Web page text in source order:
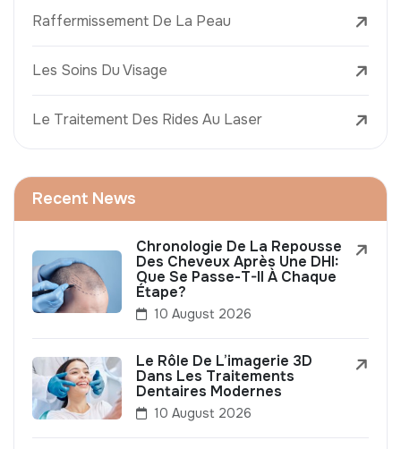
Raffermissement De La Peau
Les Soins Du Visage
Le Traitement Des Rides Au Laser
Recent News
Chronologie De La Repousse
Des Cheveux Après Une DHI:
Que Se Passe-T-Il À Chaque
Étape?
10 August 2026
Le Rôle De L’imagerie 3D
Dans Les Traitements
Dentaires Modernes
10 August 2026